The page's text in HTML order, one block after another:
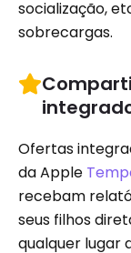
socialização,
sobrecargas.
Ofertas
da Apple
recebam
seus filhos
qualquer lugar